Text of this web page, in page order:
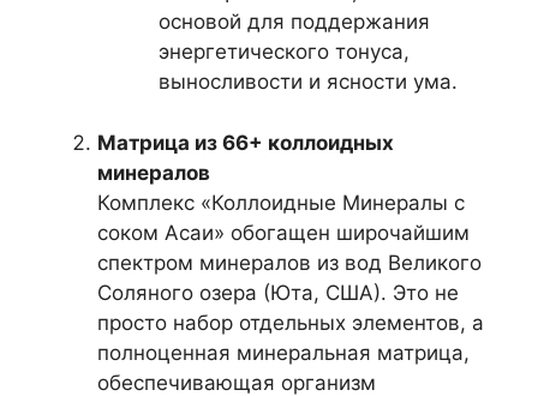
основой для поддержания
энергетического тонуса,
выносливости и ясности ума.
Матрица из 66+ коллоидных
минералов
Комплекс «Коллоидные Минералы с
соком Асаи» обогащен широчайшим
спектром минералов из вод Великого
Соляного озера (Юта, США). Это не
просто набор отдельных элементов, а
полноценная минеральная матрица,
обеспечивающая организм